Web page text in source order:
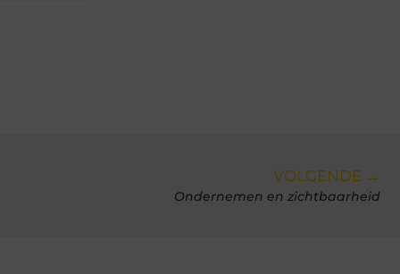
VOLGENDE →
Ondernemen en zichtbaarheid